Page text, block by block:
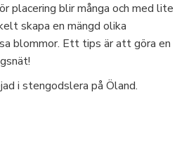
placering blir många och med lite
skapa en mängd olika
blommor. Ett tips är att göra en
i stengodslera på Öland.